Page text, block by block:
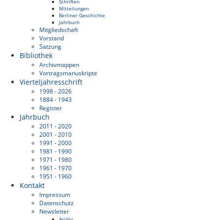
Schriften
Mitteilungen
Berliner Geschichte
Jahrbuch
Mitgliedschaft
Vorstand
Satzung
Bibliothek
Archivmappen
Vortragsmanuskripte
Vierteljahresschrift
1998 - 2026
1884 - 1943
Register
Jahrbuch
2011 - 2020
2001 - 2010
1991 - 2000
1981 - 1990
1971 - 1980
1961 - 1970
1951 - 1960
Kontakt
Impressum
Datenschutz
Newsletter